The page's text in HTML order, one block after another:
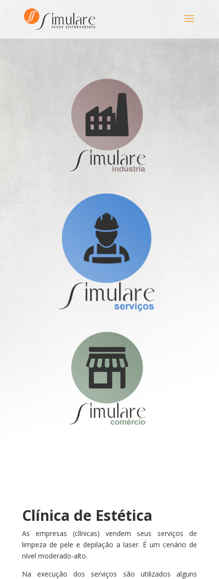
Clínica de Estética
As empresas (clínicas) vendem seus serviços de
limpeza de pele e depilação a laser. É um cenário de
nível moderado-alto.
Na execução dos serviços são utilizados alguns